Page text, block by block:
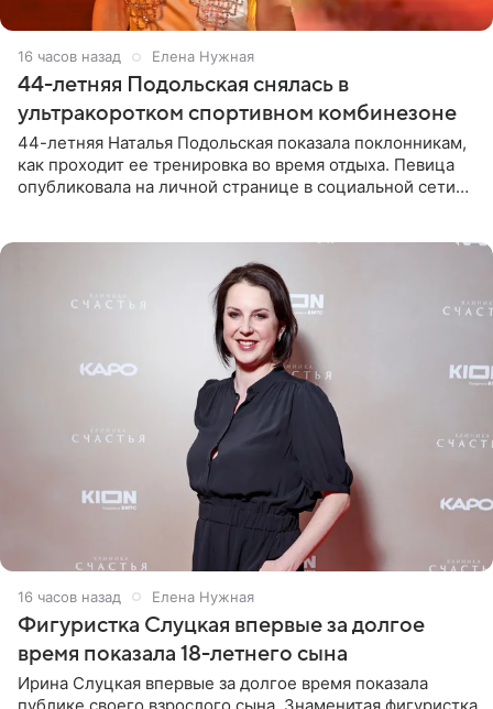
16 часов назад Елена Нужная
44-летняя Подольская снялась в
ультракоротком спортивном комбинезоне
44-летняя Наталья Подольская показала поклонникам,
как проходит ее тренировка во время отдыха. Певица
опубликовала на личной странице в социальной сети
16 часов назад Елена Нужная
Фигуристка Слуцкая впервые за долгое
время показала 18-летнего сына
Ирина Слуцкая впервые за долгое время показала